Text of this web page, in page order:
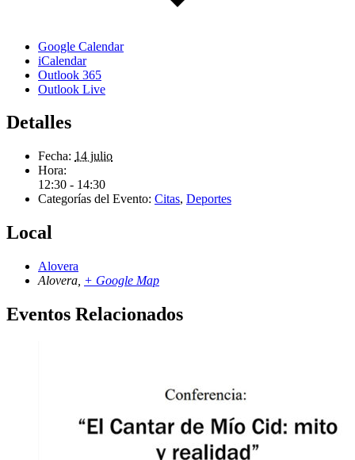
Google Calendar
iCalendar
Outlook 365
Outlook Live
Detalles
Fecha: 14 julio
Hora:
12:30 - 14:30
Categorías del Evento: Citas, Deportes
Local
Alovera
Alovera + Google Map
Eventos Relacionados